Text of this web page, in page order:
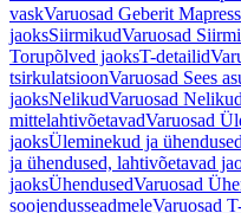
vaskVaruosad Geberit
jaoksSiirmikudVaruosad
Torupõlved jaoksT-detailid
tsirkulatsioonVaruosad Sees
jaoksNelikudVaruosad
mittelahtivõetavadVaruosad
jaoksÜleminekud ja
ja ühendused, lahtivõetavad
jaoksÜhendusedVaruosad
soojendusseadmeleVaruosad